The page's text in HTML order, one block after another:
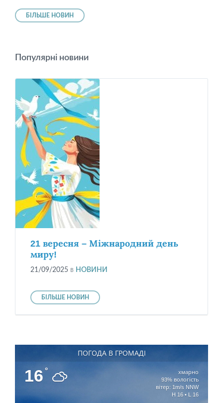
БІЛЬШЕ НОВИН
Популярні новини
21 вересня – Міжнародний день
миру!
21/09/2025 в НОВИНИ
БІЛЬШЕ НОВИН
ПОГОДА В ГРОМАДІ
16 °
хмарно
93% вологість
вітер: 1m/s NNW
H 16 • L 16